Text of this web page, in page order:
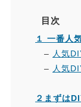
目次
１ 一番人
– 人気
– 人気
２まずは